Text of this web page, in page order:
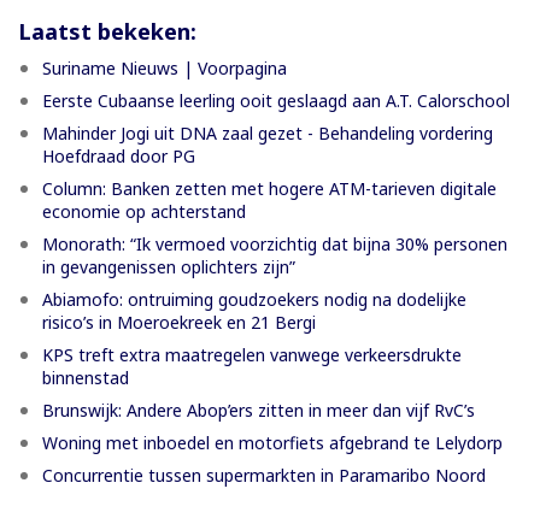
Laatst bekeken:
Suriname Nieuws | Voorpagina
Eerste Cubaanse leerling ooit geslaagd aan A.T. Calorschool
Mahinder Jogi uit DNA zaal gezet - Behandeling vordering
Hoefdraad door PG
Column: Banken zetten met hogere ATM-tarieven digitale
economie op achterstand
Monorath: “Ik vermoed voorzichtig dat bijna 30% personen
in gevangenissen oplichters zijn”
Abiamofo: ontruiming goudzoekers nodig na dodelijke
risico’s in Moeroekreek en 21 Bergi
KPS treft extra maatregelen vanwege verkeersdrukte
binnenstad
Brunswijk: Andere Abop’ers zitten in meer dan vijf RvC’s
Woning met inboedel en motorfiets afgebrand te Lelydorp
Concurrentie tussen supermarkten in Paramaribo Noord